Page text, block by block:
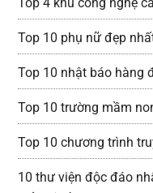
Top 10 phụ nữ đẹp
Top 10 nhật báo hàng
Top 10 trường mầm
Top 10 chương trình
10 thư viện độc đáo